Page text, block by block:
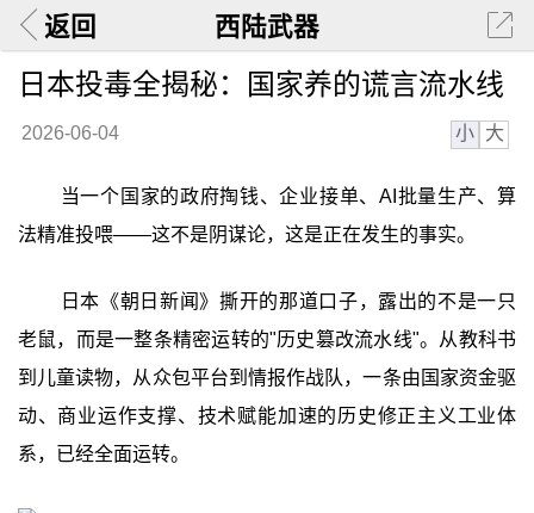
返回 西陆武器
日本投毒全揭秘：国家养的谎言流水线
2026-06-04 小 大
当一个国家的政府掏钱、企业接单、AI批量生产、算
法精准投喂——这不是阴谋论，这是正在发生的事实。
日本《朝日新闻》撕开的那道口子，露出的不是一只
老鼠，而是一整条精密运转的"历史篡改流水线"。从教科书
到儿童读物，从众包平台到情报作战队，一条由国家资金驱
动、商业运作支撑、技术赋能加速的历史修正主义工业体
系，已经全面运转。